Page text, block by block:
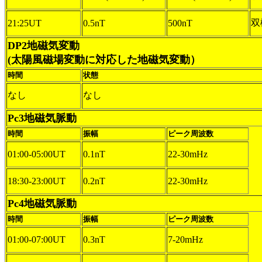
21:25UT 0.5nT 500nT 双
DP2地磁気変動
(太陽風磁場変動に対応した地磁気変動）
時間 状態
なし なし
Pc3地磁気脈動
時間 振幅 ピーク周波数
01:00-05:00UT 0.1nT 22-30mHz
18:30-23:00UT 0.2nT 22-30mHz
Pc4地磁気脈動
時間 振幅 ピーク周波数
01:00-07:00UT 0.3nT 7-20mHz